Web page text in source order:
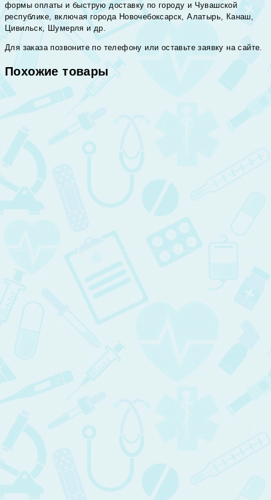
формы оплаты и быструю доставку по городу и Чувашской
республике, включая города Новочебоксарск, Алатырь, Канаш,
Цивильск, Шумерля и др.
Для заказа позвоните по телефону или оставьте заявку на сайте.
Похожие товары